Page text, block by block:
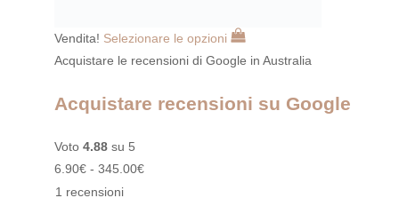
Vendita! Selezionare le opzioni
Acquistare le recensioni di Google in Australia
Acquistare recensioni su Google
Voto4.88 su 5
6.90€ -345.00€
1 recensioni